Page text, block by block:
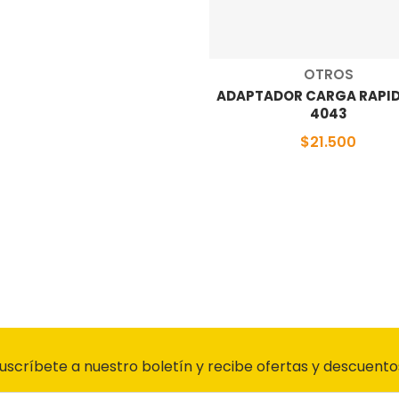
Proveedor:
OTROS
ADAPTADOR CARGA
4043
$21.500
a nuestro boletín y recibe ofertas y